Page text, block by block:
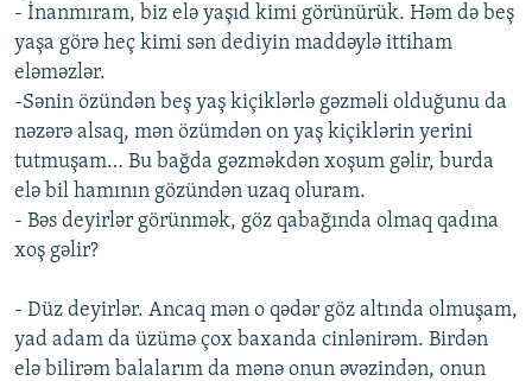
- İnanmıram, biz elə yaşıd kimi görünürük. Həm də beş
yaşa görə heç kimi sən dediyin maddəylə ittiham
eləməzlər.
-Sənin özündən beş yaş kiçiklərlə gəzməli olduğunu da
nəzərə alsaq, mən özümdən on yaş kiçiklərin yerini
tutmuşam… Bu bağda gəzməkdən xoşum gəlir, burda
elə bil hamının gözündən uzaq oluram.
- Bəs deyirlər görünmək, göz qabağında olmaq qadına
xoş gəlir?
- Düz deyirlər. Ancaq mən o qədər göz altında olmuşam,
yad adam da üzümə çox baxanda cinlənirəm. Birdən
elə bilirəm balalarım da mənə onun əvəzindən, onun